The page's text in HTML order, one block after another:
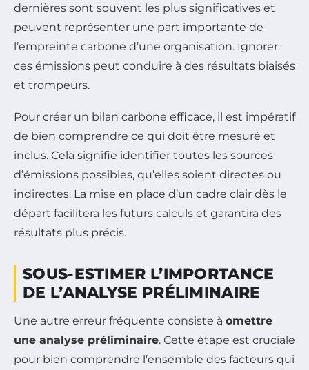
dernières sont souvent les plus significatives et
peuvent représenter une part importante de
l’empreinte carbone d’une organisation. Ignorer
ces émissions peut conduire à des résultats biaisés
et trompeurs.
Pour créer un bilan carbone efficace, il est impératif
de bien comprendre ce qui doit être mesuré et
inclus. Cela signifie identifier toutes les sources
d’émissions possibles, qu’elles soient directes ou
indirectes. La mise en place d’un cadre clair dès le
départ facilitera les futurs calculs et garantira des
résultats plus précis.
SOUS-ESTIMER L’IMPORTANCE
DE L’ANALYSE PRÉLIMINAIRE
Une autre erreur fréquente consiste à omettre
une analyse préliminaire. Cette étape est cruciale
pour bien comprendre l’ensemble des facteurs qui